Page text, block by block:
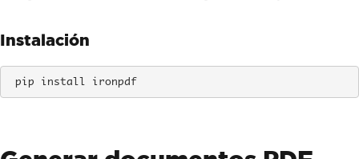
Instalación
pip install ironpdf